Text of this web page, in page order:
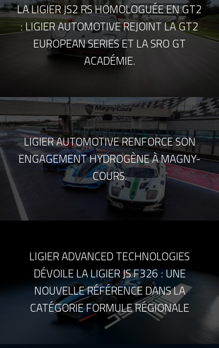
LA LIGIER JS2 RS HOMOLOGUÉE EN GT2
: LIGIER AUTOMOTIVE REJOINT LA GT2
EUROPEAN SERIES ET LA SRO GT
ACADÉMIE.
LIGIER AUTOMOTIVE RENFORCE SON
ENGAGEMENT HYDROGÈNE À MAGNY-
COURS.
LIGIER ADVANCED TECHNOLOGIES
DÉVOILE LA LIGIER JS F326 : UNE
NOUVELLE RÉFÉRENCE DANS LA
CATÉGORIE FORMULE RÉGIONALE